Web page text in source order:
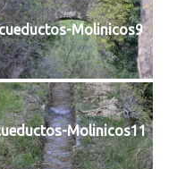
Molinicos9
Molinicos11